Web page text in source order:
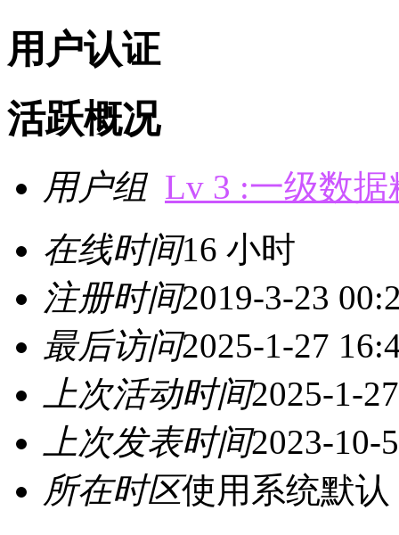
用户认证
活跃概况
用户组 Lv 3 :一级数据
在线时间16 小时
注册时间2019-3-23
最后访问2025-1-27
上次活动时间2025-1-
上次发表时间2023-10-
所在时区使用系统默认